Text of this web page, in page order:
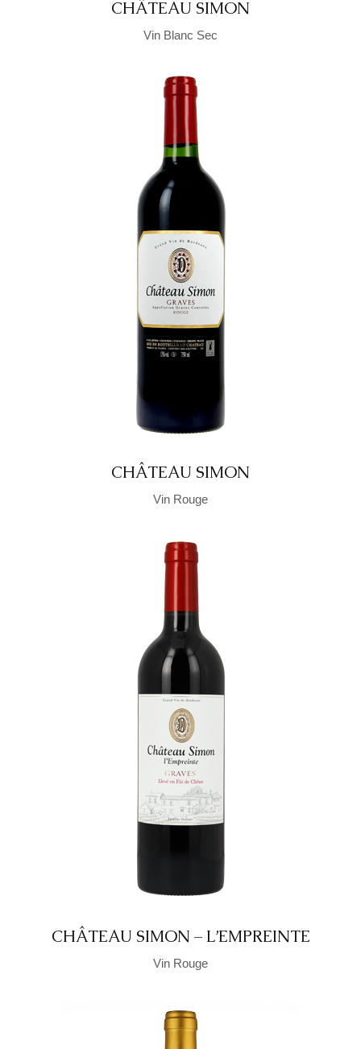
CHÂTEAU SIMON
Vin Blanc Sec
CHÂTEAU SIMON
Vin Rouge
CHÂTEAU SIMON – L’EMPREINTE
Vin Rouge